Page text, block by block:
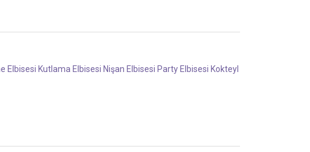
Elbisesi Kutlama Elbisesi Nişan Elbisesi Party Elbisesi Kokteyl